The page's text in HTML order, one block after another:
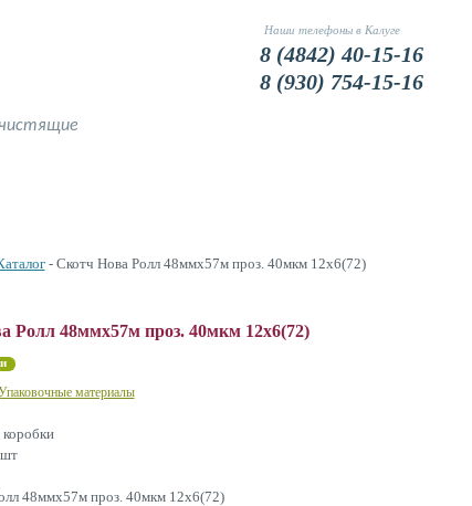
Наши телефоны в Калуге
8 (4842) 40-15-16
8 (930) 754-15-16
- Скотч Нова Ролл 48ммх57м проз. 40мкм 12х6(72)
Ролл 48ммх57м проз. 40мкм 12х6(72)
материалы
48ммх57м проз. 40мкм 12х6(72)